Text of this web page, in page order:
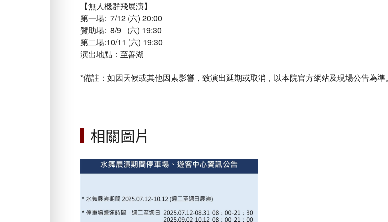
【無人機群飛展演】
第一場: 7/12 (六) 20:00
贊助場: 8/9 (六) 19:30
第二場:10/11 (六) 19:30
演出地點：至善湖
*備註：如因天候或其他因素影響，致演出延期或取消，以本院官方網站及現場公告為準。
相關圖片